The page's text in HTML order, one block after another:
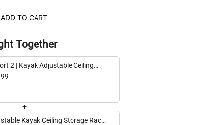
ADD TO CART
Together
2 | Kayak Adjustable Ceiling
Rack | Double | Holds 150 lbs
+
Kayak Ceiling Storage Rack,